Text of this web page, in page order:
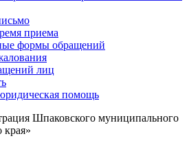
приема
формы обращений
лиц
помощь
Шпаковского муниципального
края»